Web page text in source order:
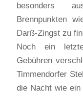
besonders
Brennpunkten
Darß-Zingst zu
Noch ein
Gebühren
Timmendorfer
die Nacht wie